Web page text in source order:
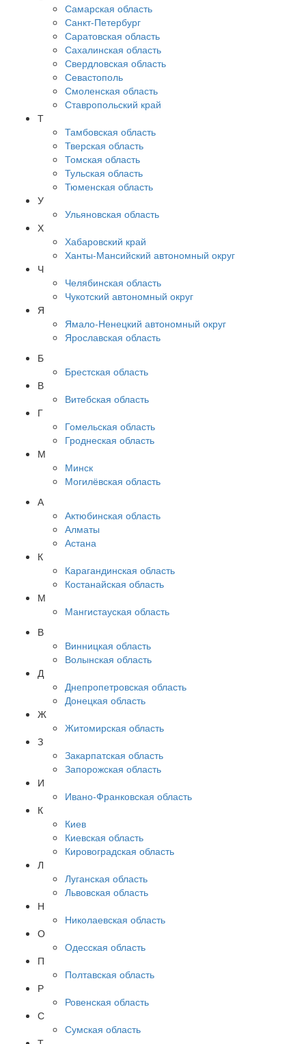
Самарская область
Санкт-Петербург
Саратовская область
Сахалинская область
Свердловская область
Севастополь
Смоленская область
Ставропольский край
Т
Тамбовская область
Тверская область
Томская область
Тульская область
Тюменская область
У
Ульяновская область
Х
Хабаровский край
Ханты-Мансийский автономный округ
Ч
Челябинская область
Чукотский автономный округ
Я
Ямало-Ненецкий автономный округ
Ярославская область
Б
Брестская область
В
Витебская область
Г
Гомельская область
Гроднеская область
М
Минск
Могилёвская область
А
Актюбинская область
Алматы
Астана
К
Карагандинская область
Костанайская область
М
Мангистауская область
В
Винницкая область
Волынская область
Д
Днепропетровская область
Донецкая область
Ж
Житомирская область
З
Закарпатская область
Запорожская область
И
Ивано-Франковская область
К
Киев
Киевская область
Кировоградская область
Л
Луганская область
Львовская область
Н
Николаевская область
О
Одесская область
П
Полтавская область
Р
Ровенская область
С
Сумская область